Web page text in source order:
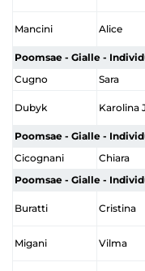
Mancini Alice
Poomsae - Gialle -
Cugno
Sara
Dubyk Karolina
Poomsae - Gialle -
Cicognani
Chiara
Poomsae - Gialle -
Buratti Cristina
Migani Vilma